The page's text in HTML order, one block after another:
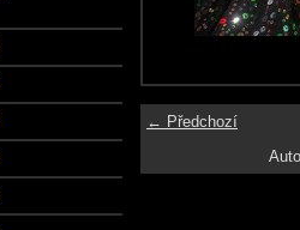
← Předchozí